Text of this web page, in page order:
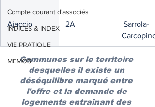
Compte courant d'associés
INDICES & INDEX
VIE PRATIQUE
MEMOS
Ajaccio 2A
Carcopino
Communes sur le territoire
desquelles il existe un
déséquilibre marqué entre
l'offre et la demande de
logements entraînant des